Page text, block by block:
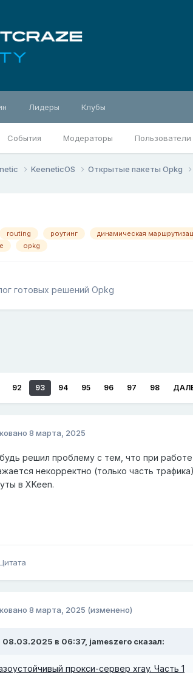
События Модераторы Пользователи
Лидеры Клубы
KeeneticOS Открытые пакеты Opkg
routing роутинг динамическая
opkg
готовых решений Opkg
92 93 94 95 96 97 98
8 марта, 2025
решил проблему с тем, что при работе
некорректно (только часть
в XKeen.
8 марта, 2025 (изменено)
08.03.2025 в 06:37, jameszero сказал:
прокси-сервер xray. Часть 1